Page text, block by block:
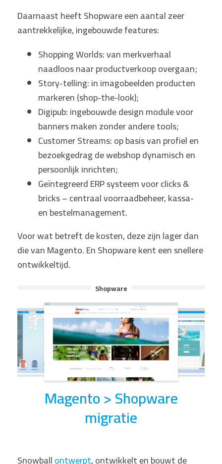
Daarnaast heeft Shopware een aantal zeer
aantrekkelijke, ingebouwde features:
Shopping Worlds: van merkverhaal
naadloos naar productverkoop overgaan;
Story-telling: in imagobeelden producten
markeren (shop-the-look);
Digipub: ingebouwde design module voor
banners maken zonder andere tools;
Customer Streams: op basis van profiel en
bezoekgedrag de webshop dynamisch en
persoonlijk inrichten;
Geïntegreerd ERP systeem voor clicks &
bricks – centraal voorraadbeheer, kassa-
en bestelmanagement.
Voor wat betreft de kosten, deze zijn lager dan
die van Magento. En Shopware kent een snellere
ontwikkeltijd.
Shopware
Magento > Shopware
migratie
Snowballontwerpt, ontwikkelt en bouwt de